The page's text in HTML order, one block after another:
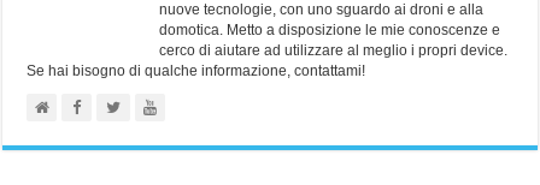
nuove tecnologie, con uno sguardo ai droni e alla
domotica. Metto a disposizione le mie conoscenze e
cerco di aiutare ad utilizzare al meglio i propri device.
Se hai bisogno di qualche informazione, contattami!